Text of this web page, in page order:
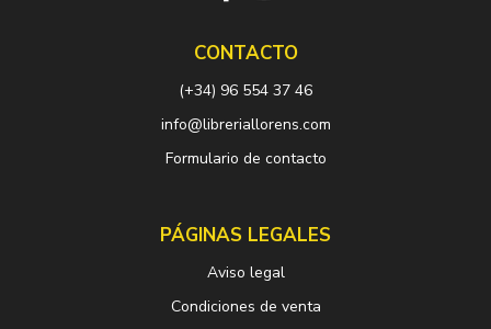
CONTACTO
(+34) 96 554 37 46
info@libreriallorens.com
Formulario de contacto
PÁGINAS LEGALES
Aviso legal
Condiciones de venta